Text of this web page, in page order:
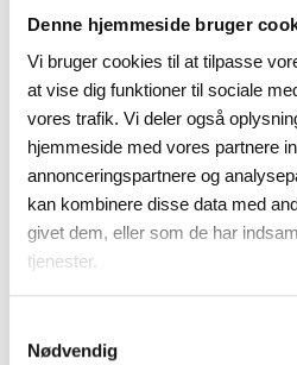
Denne hjemmeside bruger
Vi bruger cookies til at tilpasse
at vise dig funktioner til sociale
vores trafik. Vi deler også
hjemmeside med vores partnere
annonceringspartnere og
kan kombinere disse data med
givet dem, eller som de har
tjenester.
Nødvendig
KABELSKO KNÆKBOLT 25-
KSNP25-95-M12
KNÆK-BOLT KONNEKTOR
kabelbeskytter